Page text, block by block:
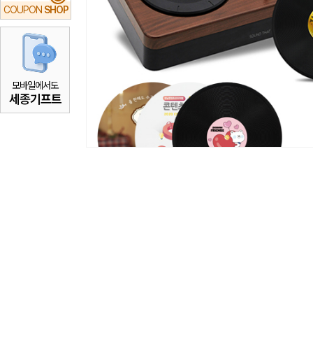
COUPON SHOP
모바일에서도
세종기프트